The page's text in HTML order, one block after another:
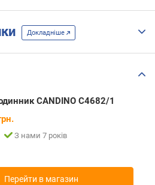
Докладніше
CANDINO C4682/1
З нами 7 років
Перейти в магазин